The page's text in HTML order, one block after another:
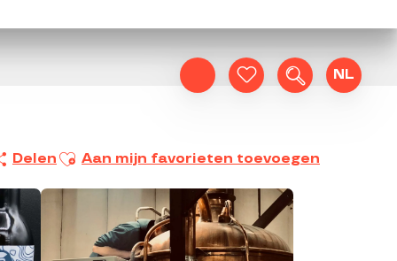
Zoek op
NL
Delen Ajouter aux favoris
Aan mijn favorieten toevoegen